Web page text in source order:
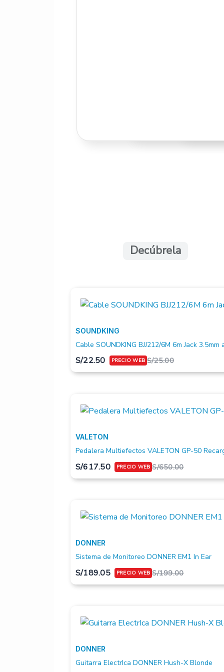
Decúbrela
SOUNDKING
Cable SOUNDKING BJJ212/6M 6m Jack 3.5mm
S/25.00
S/22.50
VALETON
Pedalera Multiefectos VALETON GP-50
S/650.00
S/617.50
DONNER
Sistema de Monitoreo DONNER EM1 In Ear
S/199.00
S/189.05
DONNER
Guitarra ElectrIca DONNER Hush-X Blonde